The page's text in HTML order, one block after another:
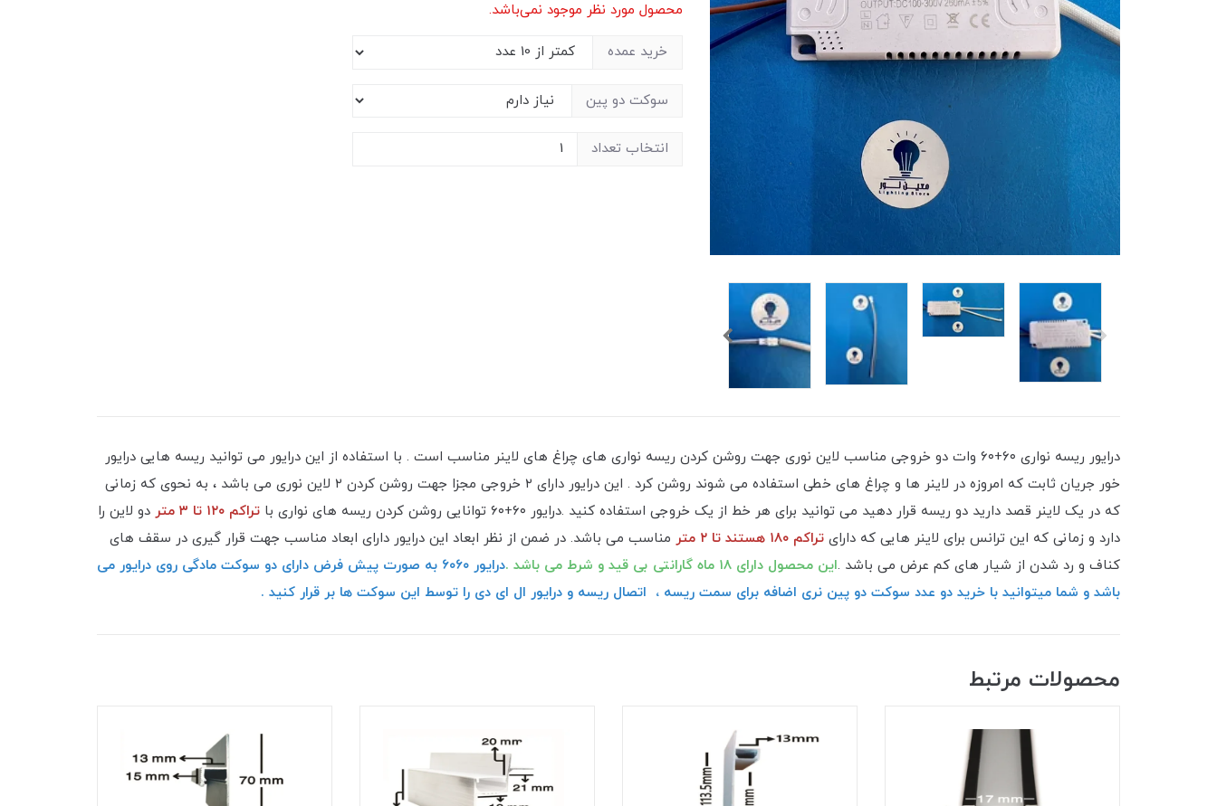
محصول مورد نظر موجود نمی‌باشد.
خرید عمده
سوکت دو پین
انتخاب تعداد
درایور ریسه نواری ۶۰+۶۰ وات دو خروجی مناسب لاین نوری جهت روشن کردن ریسه نواری های چراغ های لاینر مناسب است . با استفاده از این درایور می توانید ریسه هایی درایور
خور جریان ثابت که امروزه در لاینر ها و چراغ های خطی استفاده می شوند روشن کرد . این درایور دارای ۲ خروجی مجزا جهت روشن کردن ۲ لاین نوری می باشد ، به نحوی که زمانی
که در یک لاینر قصد دارید دو ریسه قرار دهید می توانید برای هر خط از یک خروجی استفاده کنید .درایور ۶۰+۶۰ توانایی روشن کردن ریسه های نواری با
تراکم ۱۲۰ تا ۳ متر
دو لاین را
دارد و زمانی که این ترانس برای لاینر هایی که دارای تراکم ۱۸۰ هستند تا ۲ متر
مناسب می باشد. در ضمن از نظر ابعاد این درایور دارای ابعاد مناسب جهت قرار گیری در سقف های
کناف و رد شدن از شیار های کم عرض می باشد .این محصول دارای ۱۸ ماه گارانتی بی قید و شرط می باشد .
درایور ۶۰۶۰ به صورت پیش فرض دارای دو سوکت مادگی روی درایور می
باشد و شما میتوانید با خرید دو عدد سوکت دو پین نری اضافه برای سمت ریسه ، اتصال ریسه و درایور ال ای دی را توسط این سوکت ها بر قرار کنید .
محصولات مرتبط